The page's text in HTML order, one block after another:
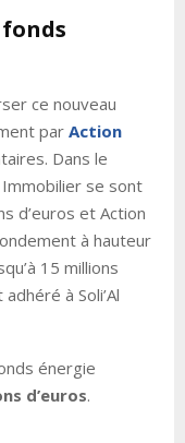
ce nouveau
par Action
Dans le
se sont
d’euros et Action
à hauteur
15 millions
à Soli’Al
énergie
d’euros.